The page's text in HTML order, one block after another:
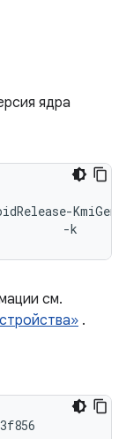
ядра
см.
.